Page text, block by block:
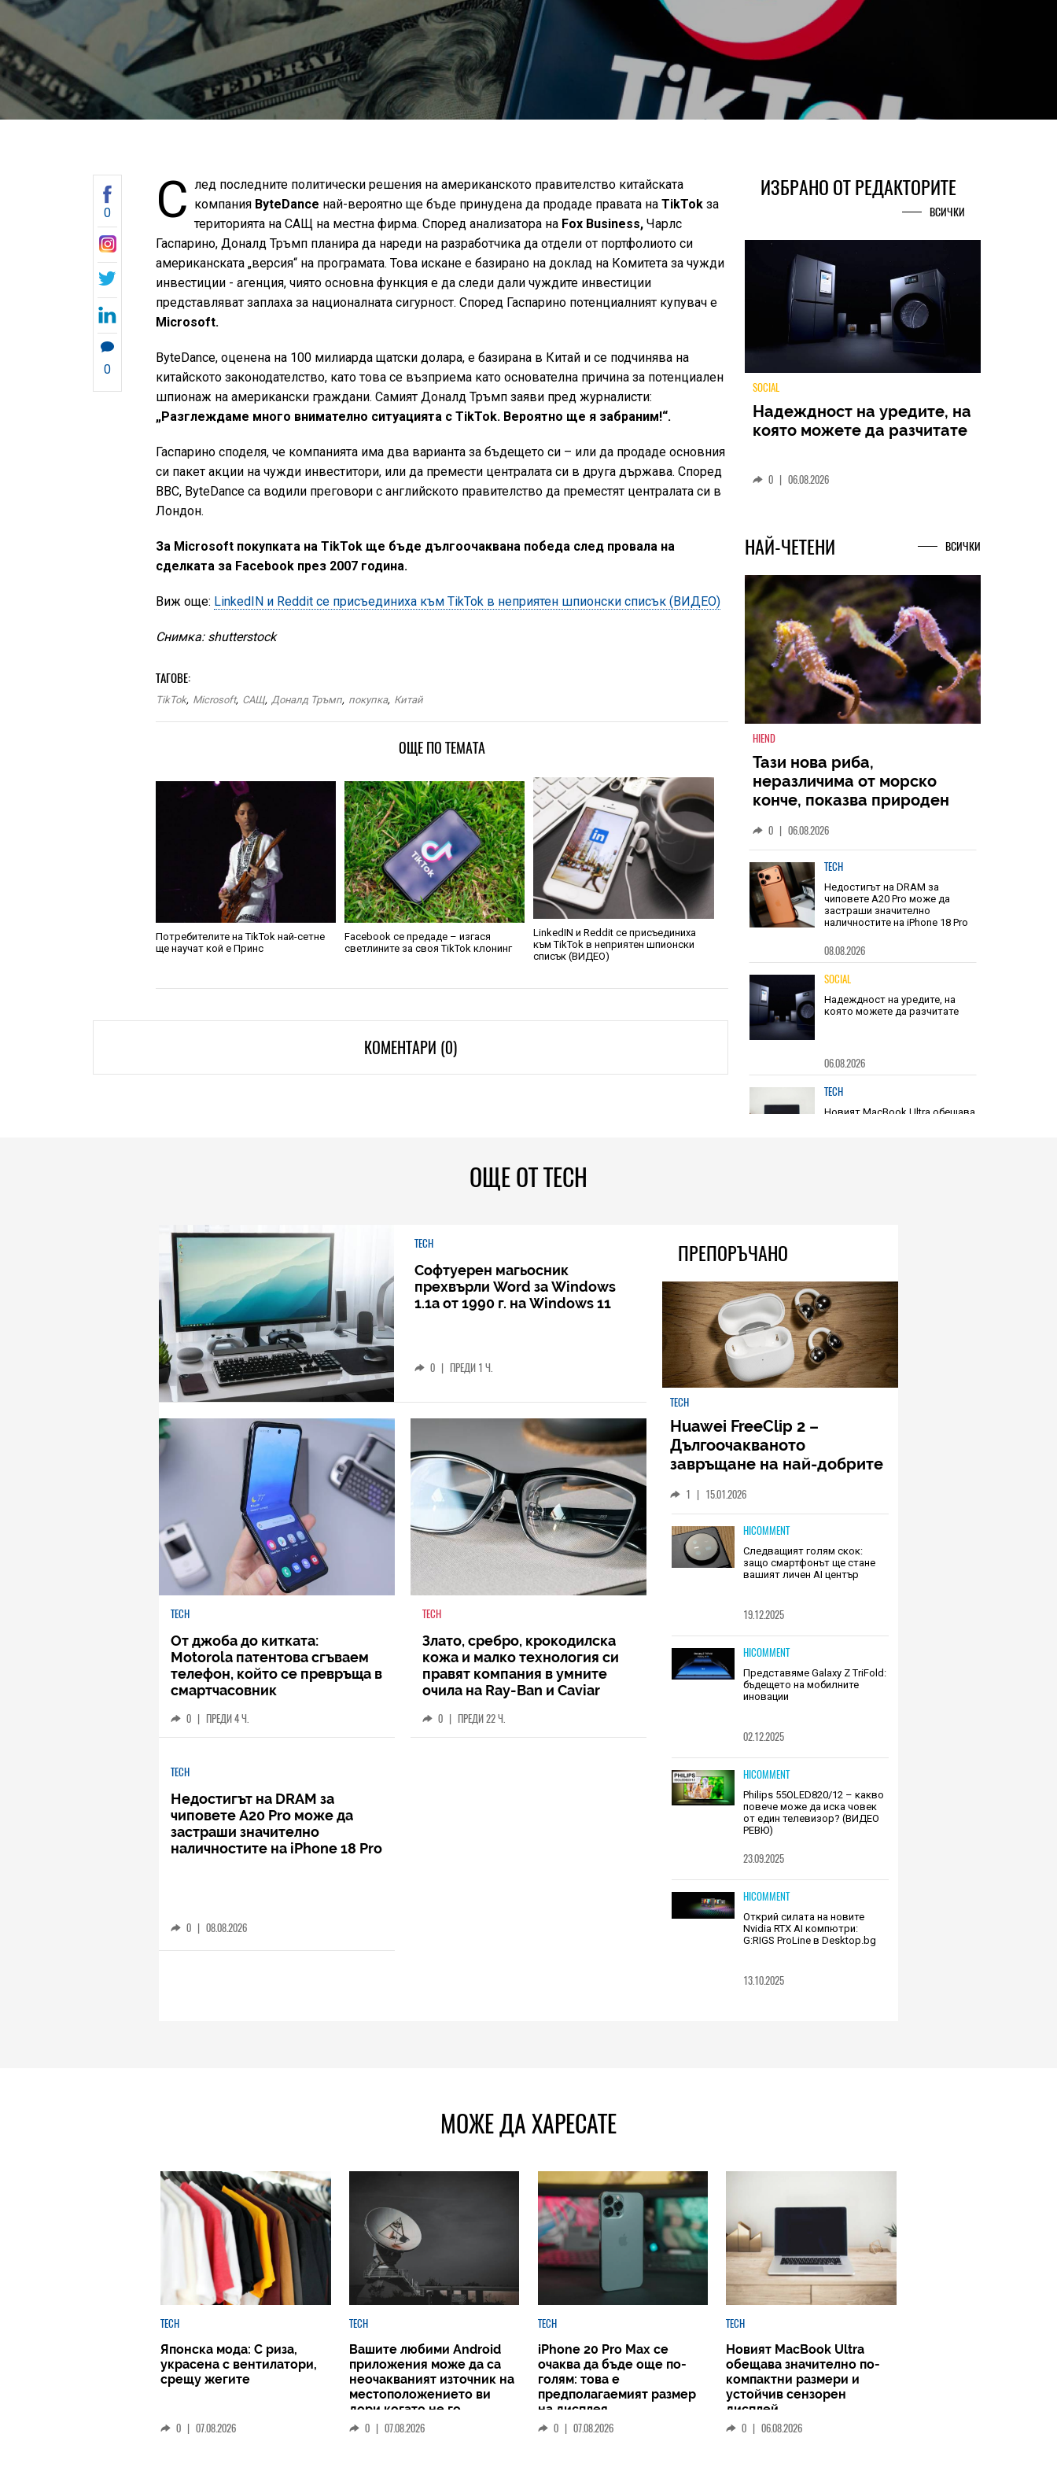
0
0
С лед последните политически решения на американското правителство китайската
компания ByteDance най-вероятно ще бъде принудена да продаде правата на TikTokза
територията на САЩ на местна фирма. Според анализатора на Fox Business,Чарлс
Гаспарино, Доналд Тръмп планира да нареди на разработчика да отдели от портфолиото си
американската „версия“ на програмата. Това искане е базирано на доклад на Комитета за чужди
инвестиции - агенция, чиято основна функция е да следи дали чуждите инвестиции
представляват заплаха за националната сигурност. Според Гаспарино потенциалният купувач е
Microsoft.
ByteDance, оценена на 100 милиарда щатски долара, е базирана в Китай и се подчинява на
китайското законодателство, като това се възприема като основателна причина за потенциален
шпионаж на американски граждани. Самият Доналд Тръмп заяви пред журналисти:
„Разглеждаме много внимателно ситуацията с TikTok. Вероятно ще я забраним!“.
Гаспарино споделя, че компанията има два варианта за бъдещето си – или да продаде основния
си пакет акции на чужди инвеститори, или да премести централата си в друга държава. Според
BBC, ByteDance са водили преговори с английското правителство да преместят централата си в
Лондон.
За Microsoft покупката на TikTok ще бъде дългоочаквана победа след провала на
сделката за Facebook през 2007 година.
Виж още: LinkedIN и Reddit се присъединиха към TikTok в неприятен шпионски списък (ВИДЕО)
Снимка: shutterstock
ТАГОВЕ:
TikTok, Microsoft, САЩ, Доналд Тръмп, покупка, Китай
ОЩЕ ПО ТЕМАТА
Потребителите на TikTok най-сетне
ще научат кой е Принс
Facebook се предаде – изгася
светлините за своя TikTok клонинг
LinkedIN и Reddit се присъединиха
към TikTok в неприятен шпионски
списък (ВИДЕО)
КОМЕНТАРИ (0)
ИЗБРАНО ОТ РЕДАКТОРИТЕ
ВСИЧКИ
TECH
Ultra – ново име, познато
НАЙ-ЧЕТЕНИ
HIEND
Тази нова риба,
неразличима от морско
дизайн, основан на
уникалност и заемки
0 | 06.08.2026
TECH
застраши значително
наличностите на iPhone 18 Pro
08.08.2026
06.08.2026
ОЩЕ ОТ TECH
TECH
Софтуерен магьосник
прехвърли Word за Windows
1.1a от 1990 г. на Windows 11
0 | ПРЕДИ 1 Ч.
TECH
От джоба до китката:
Motorola патентова сгъваем
телефон, който се превръща в
смартчасовник
0 | ПРЕДИ 4 Ч.
TECH
Злато, сребро, крокодилска
кожа и малко технология си
правят компания в умните
очила на Ray-Ban и Caviar
0 | ПРЕДИ 22 Ч.
TECH
Недостигът на DRAM за
чиповете A20 Pro може да
застраши значително
наличностите на iPhone 18 Pro
0 | 08.08.2026
ПРЕПОРЪЧАНО
TECH
Huawei FreeClip 2 –
Дългоочакваното
завръщане на най-добрите
1 | 15.01.2026
HICOMMENT
Следващият голям скок:
защо смартфонът ще стане
вашият личен AI център
19.12.2025
HICOMMENT
Представяме Galaxy Z TriFold:
бъдещето на мобилните
иновации
02.12.2025
HICOMMENT
Philips 55OLED820/12 – какво
повече може да иска човек
от един телевизор? (ВИДЕО
РЕВЮ)
23.09.2025
HICOMMENT
Открий силата на новите
Nvidia RTX AI компютри:
G:RIGS ProLine в Desktop.bg
13.10.2025
МОЖЕ ДА ХАРЕСАТЕ
TECH
Японска мода: С риза,
украсена с вентилатори,
срещу жегите
0 | 07.08.2026
TECH
Вашите любими Android
приложения може да са
неочакваният източник на
местоположението ви
дори когато не го
споделяте
0 | 07.08.2026
TECH
iPhone 20 Pro Max се
очаква да бъде още по-
голям: това е
предполагаемият размер
на дисплея
0 | 07.08.2026
TECH
Новият MacBook Ultra
обещава значително по-
компактни размери и
устойчив сензорен
дисплей
0 | 06.08.2026